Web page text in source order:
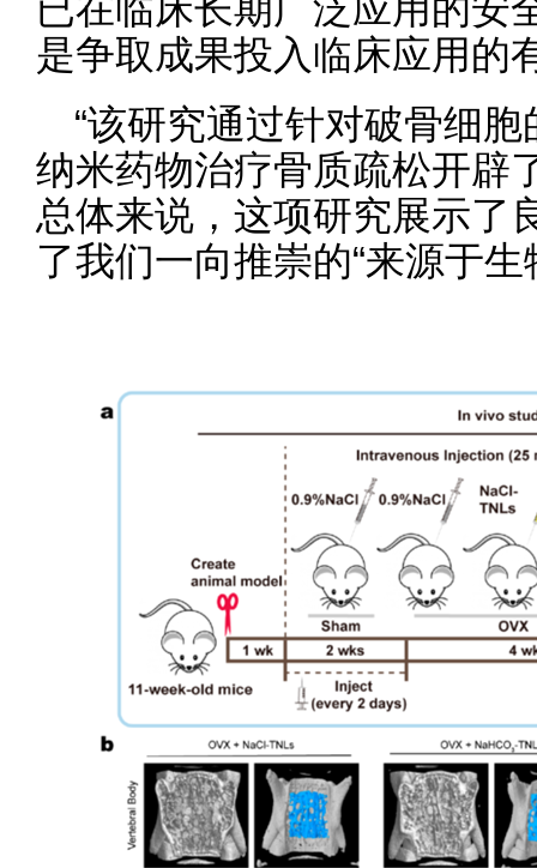
已在临床长期广泛应用的安
是争取成果投入临床应用的
“该研究通过针对破骨细
纳米药物治疗骨质疏松开辟
总体来说，这项研究展示了
了我们一向推崇的“来源于